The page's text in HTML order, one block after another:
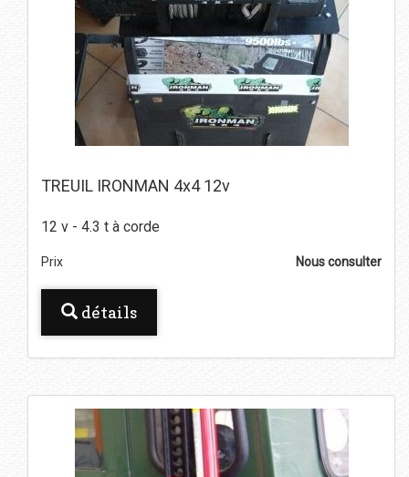
TREUIL IRONMAN 4x4 12v
12 v - 4.3 t à corde
Prix Nous consulter
détails